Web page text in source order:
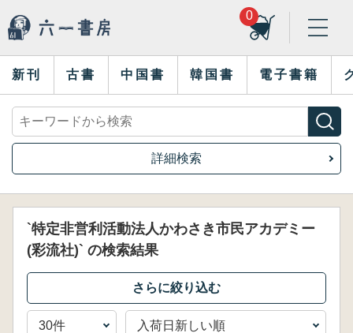
0
新刊 古書 中国書 韓国書 電子書籍
詳細検索
`特定非営利活動法人かわさき市民アカデミー
(彩流社)` の検索結果